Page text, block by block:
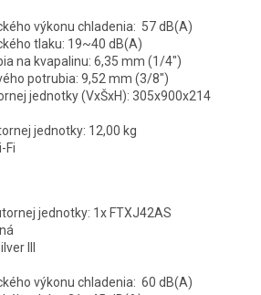
výkonu chladenia: 57 dB(A)
tlaku: 19~40 dB(A)
na kvapalinu: 6,35 mm (1/4")
potrubia: 9,52 mm (3/8")
jednotky (VxŠxH): 305x900x214
jednotky: 12,00 kg
Fi
jednotky: 1x FTXJ42AS
III
výkonu chladenia: 60 dB(A)